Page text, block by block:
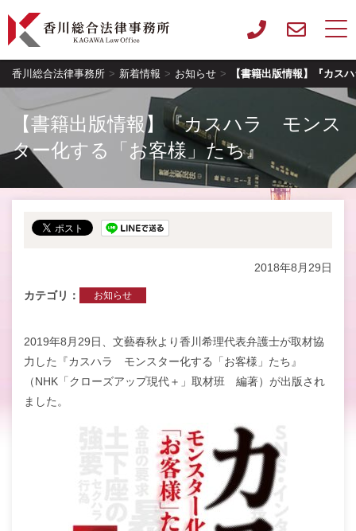
香川総合法律事務所 > 新着情報 > お知らせ > 【書籍出版情報】『カス
【書籍出版情報】『カスハラ モンス
ター化する「お客様」たち』
2018年8月29日
カテゴリ お知らせ
2019年8月29日、文藝春秋より香川希理代表弁護士が取材協
力した『カスハラ モンスター化する「お客様」たち』
（NHK「クローズアップ現代＋」取材班 編著）が出版され
ました。